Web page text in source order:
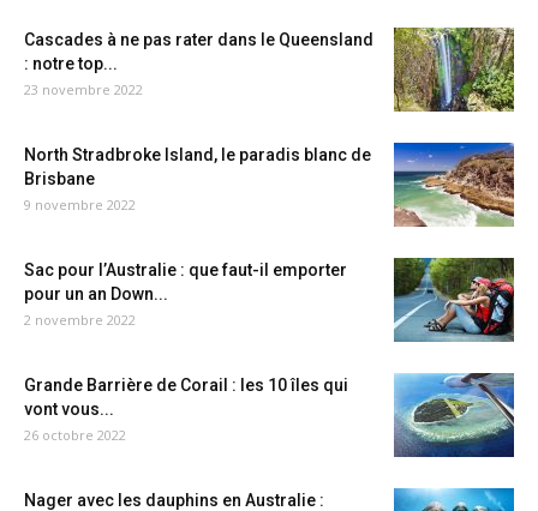
Cascades à ne pas rater dans le Queensland
: notre top...
23 novembre 2022
North Stradbroke Island, le paradis blanc de
Brisbane
9 novembre 2022
Sac pour l’Australie : que faut-il emporter
pour un an Down...
2 novembre 2022
Grande Barrière de Corail : les 10 îles qui
vont vous...
26 octobre 2022
Nager avec les dauphins en Australie :